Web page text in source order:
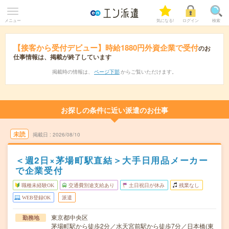
メニュー 気になる! ログイン 検索
【接客から受付デビュー】時給1880円外資企業で受付のお
仕事情報は、掲載が終了しています
掲載時の情報は、 ページ下部 からご覧いただけます。
お探しの条件に近い派遣のお仕事
未読 掲載日 2026/08/10
＜週2日×茅場町駅直結＞大手日用品メーカー
で企業受付
職種未経験OK 交通費別途支給あり 土日祝日が休み 残業なし
WEB登録OK 派遣
勤務地
東京都中央区
茅場町駅から徒歩2分／水天宮前駅から徒歩7分／日本橋(東